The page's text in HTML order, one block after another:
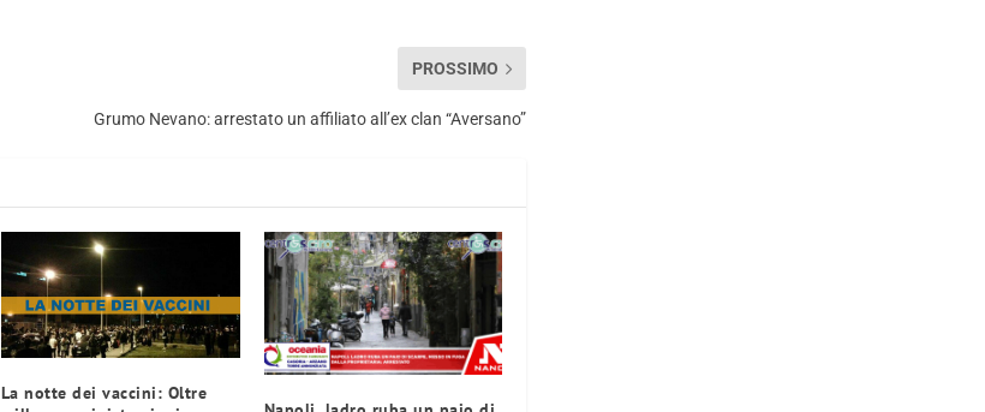
PROSSIMO
Grumo Nevano: arrestato un affiliato all’ex clan “Aversano”
La notte dei vaccini: Oltre